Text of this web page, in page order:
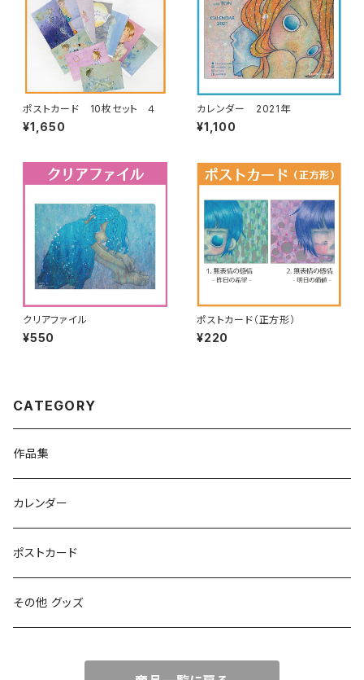
ポストカード 10枚セット ４
¥1,650
カレンダー 2021年
¥1,100
クリアファイル
¥550
ポストカード（正方形）
¥220
CATEGORY
作品集
カレンダー
ポストカード
その他 グッズ